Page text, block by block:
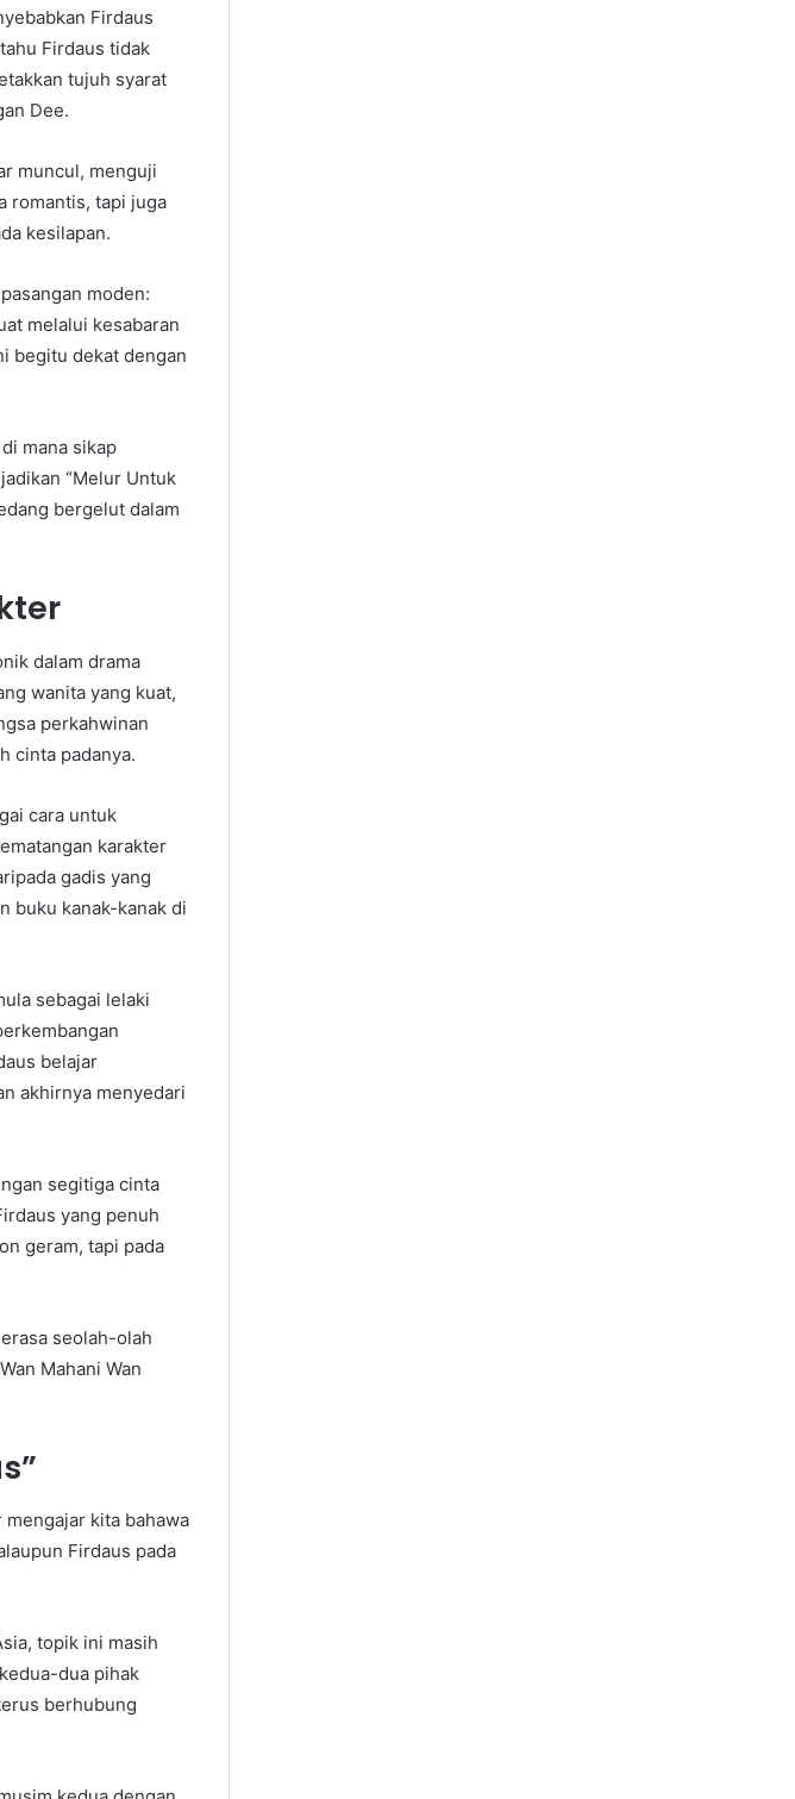
Firdaus
Firdaus tidak
tujuh syarat
Dee.
muncul, menguji
romantis, tapi juga
kesilapan.
moden:
melalui kesabaran
begitu dekat dengan
mana sikap
“Melur Untuk
bergelut dalam
dalam drama
wanita yang kuat,
perkahwinan
cinta padanya.
cara untuk
karakter
gadis yang
buku kanak-kanak di
sebagai lelaki
belajar
akhirnya menyedari
segitiga cinta
yang penuh
geram, tapi pada
seolah-olah
Mahani Wan
mengajar kita bahawa
Firdaus pada
topik ini masih
dua pihak
berhubung